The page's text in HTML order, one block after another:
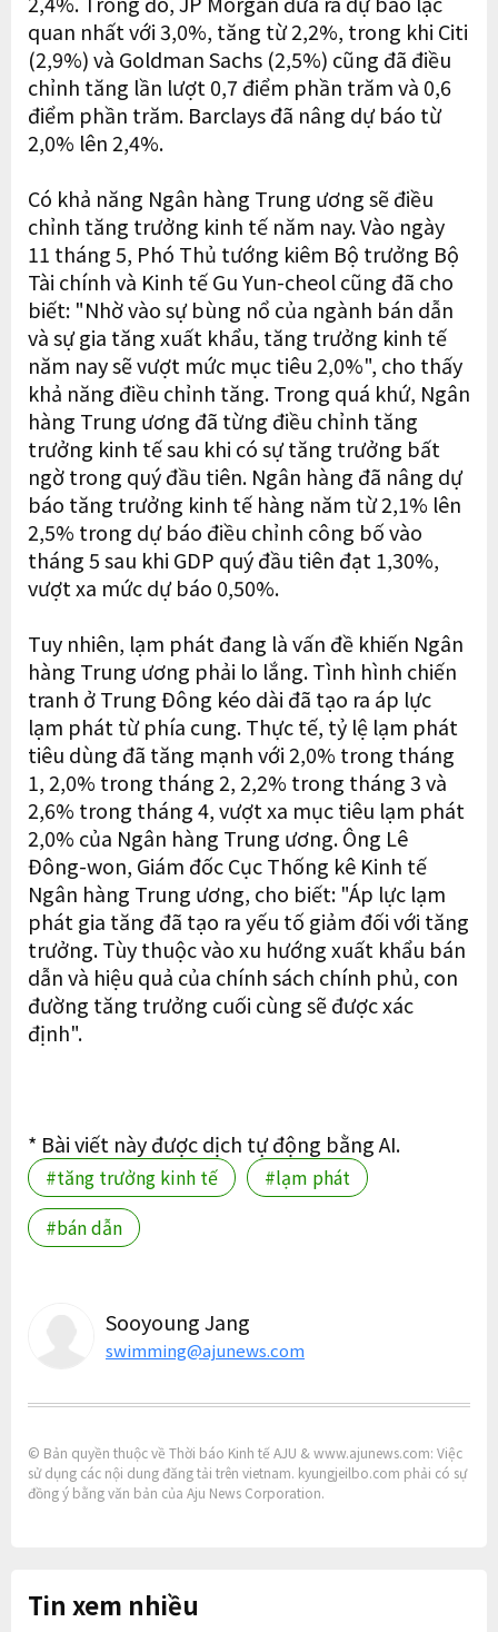
quan nhất với 3,0%, tăng từ 2,2%, trong khi Citi
(2,9%) và Goldman Sachs (2,5%) cũng đã điều
chỉnh tăng lần lượt 0,7 điểm phần trăm và 0,6
điểm phần trăm. Barclays đã nâng dự báo từ
2,0% lên 2,4%.
Có khả năng Ngân hàng Trung ương sẽ điều
chỉnh tăng trưởng kinh tế năm nay. Vào ngày
11 tháng 5, Phó Thủ tướng kiêm Bộ trưởng Bộ
Tài chính và Kinh tế Gu Yun-cheol cũng đã cho
biết: "Nhờ vào sự bùng nổ của ngành bán dẫn
và sự gia tăng xuất khẩu, tăng trưởng kinh tế
năm nay sẽ vượt mức mục tiêu 2,0%", cho thấy
khả năng điều chỉnh tăng. Trong quá khứ, Ngân
hàng Trung ương đã từng điều chỉnh tăng
trưởng kinh tế sau khi có sự tăng trưởng bất
ngờ trong quý đầu tiên. Ngân hàng đã nâng dự
báo tăng trưởng kinh tế hàng năm từ 2,1% lên
2,5% trong dự báo điều chỉnh công bố vào
tháng 5 sau khi GDP quý đầu tiên đạt 1,30%,
vượt xa mức dự báo 0,50%.
Tuy nhiên, lạm phát đang là vấn đề khiến Ngân
hàng Trung ương phải lo lắng. Tình hình chiến
tranh ở Trung Đông kéo dài đã tạo ra áp lực
lạm phát từ phía cung. Thực tế, tỷ lệ lạm phát
tiêu dùng đã tăng mạnh với 2,0% trong tháng
1, 2,0% trong tháng 2, 2,2% trong tháng 3 và
2,6% trong tháng 4, vượt xa mục tiêu lạm phát
2,0% của Ngân hàng Trung ương. Ông Lê
Đông-won, Giám đốc Cục Thống kê Kinh tế
Ngân hàng Trung ương, cho biết: "Áp lực lạm
phát gia tăng đã tạo ra yếu tố giảm đối với tăng
trưởng. Tùy thuộc vào xu hướng xuất khẩu bán
dẫn và hiệu quả của chính sách chính phủ, con
đường tăng trưởng cuối cùng sẽ được xác
định".
* Bài viết này được dịch tự động bằng AI.
#tăng trưởng kinh tế
#lạm phát
#bán dẫn
Sooyoung Jang
swimming@ajunews.com
© Bản quyền thuộc về Thời báo Kinh tế AJU & www.ajunews.com: Việc
sử dụng các nội dung đăng tải trên vietnam. kyungjeilbo.com phải có sự
đồng ý bằng văn bản của Aju News Corporation.
Tin xem nhiều